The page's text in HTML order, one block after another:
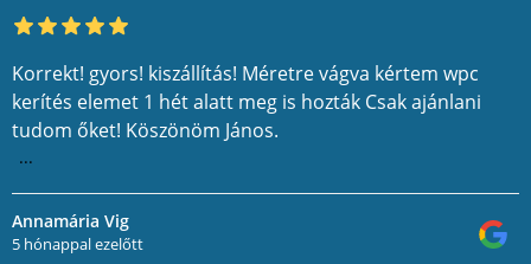
Korrekt! gyors! kiszállítás! Méretre vágva kértem wpc
kerítés elemet 1 hét alatt meg is hozták Csak ajánlani
tudom őket! Köszönöm János.
...
Annamária Vig
5 hónappal ezelőtt